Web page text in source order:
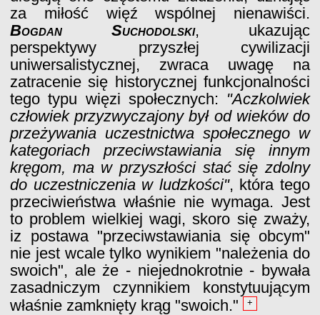
za miłość więź wspólnej nienawiści.
Bogdan Suchodolski, ukazując
perspektywy przyszłej cywilizacji
uniwersalistycznej, zwraca uwagę na
zatracenie się historycznej funkcjonalności
tego typu więzi społecznych: "Aczkolwiek
człowiek przyzwyczajony był od wieków do
przeżywania uczestnictwa społecznego w
kategoriach przeciwstawiania się innym
kręgom, ma w przyszłości stać się zdolny
do uczestniczenia w ludzkości", która tego
przeciwieństwa właśnie nie wymaga. Jest
to problem wielkiej wagi, skoro się zważy,
iz postawa "przeciwstawiania się obcym"
nie jest wcale tylko wynikiem "należenia do
swoich", ale że - niejednokrotnie - bywała
zasadniczym czynnikiem konstytuującym
właśnie zamknięty krąg "swoich."
+